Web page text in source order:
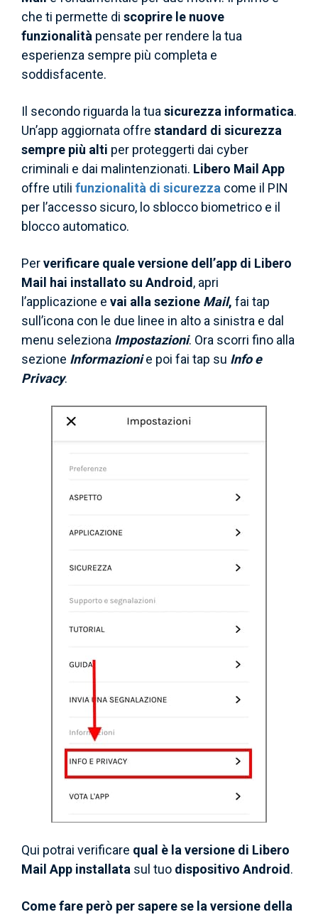
che ti permette di scoprire le nuove
funzionalità pensate per rendere la tua
esperienza sempre più completa e
soddisfacente.
Il secondo riguarda la tua sicurezza informatica.
Un’app aggiornata offre standard di sicurezza
sempre più alti per proteggerti dai cyber
criminali e dai malintenzionati. Libero Mail App
offre utili funzionalità di sicurezza come il PIN
per l’accesso sicuro, lo sblocco biometrico e il
blocco automatico.
Perverificare quale versione dell’app di Libero
Mail hai installato su Android , apri
l’applicazione e vai alla sezione Mail, fai tap
sull’icona con le due linee in alto a sinistra e dal
menu seleziona Impostazioni. Ora scorri fino alla
sezione Informazionie poi fai tap su Info e
Privacy.
Qui potrai verificare qual è la versione di Libero
Mail App installata sul tuo dispositivo Android .
Come fare però per sapere se la versione della